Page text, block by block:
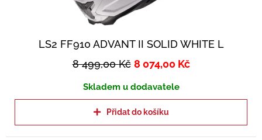
LS2 FF910 ADVANT II SOLID WHITE L
8 499,00Kč 8 074,00 Kč
Skladem u dodavatele
Přidat do košíku